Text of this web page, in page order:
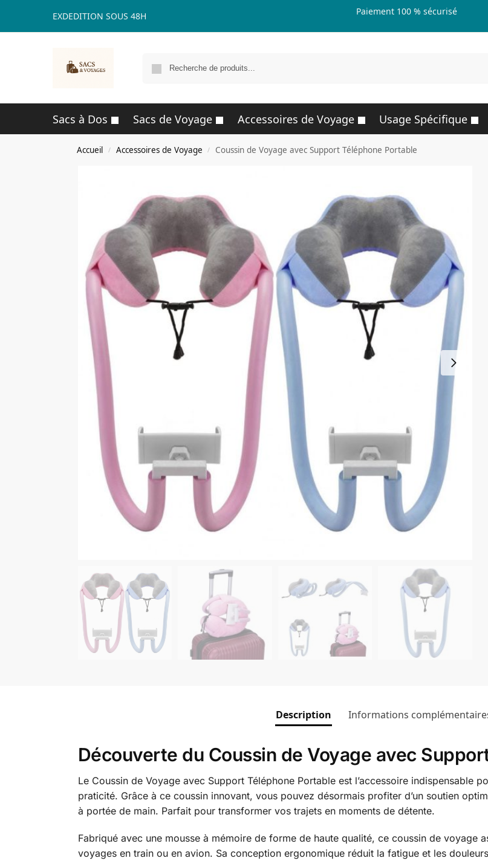
EXDEDITION SOUS 48H Paiement 100 % sécurisé
Sacs à Dos Sacs de Voyage Accessoires de Voyage Usage Spécifique
Accueil / Accessoires de Voyage / Coussin de Voyage avec Support Téléphone Portable
Description Informations
Découverte du Coussin de Voyage avec
Le Coussin de Voyage avec Support Téléphone Portable est l’accessoire indispensable
praticité. Grâce à ce coussin innovant, vous pouvez désormais profiter d’un soutien
à portée de main. Parfait pour transformer vos trajets en moments de détente.
Fabriqué avec une mousse à mémoire de forme de haute qualité, ce coussin de voyage
voyages en train ou en avion. Sa conception ergonomique réduit la fatigue et les